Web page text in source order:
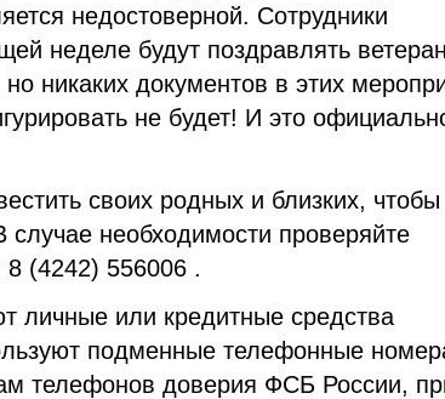
недостоверной. Сотрудники
неделе будут поздравлять
никаких документов в этих
не будет! И это
своих родных и близких, чтобы
случае необходимости проверяйте
(4242) 556006 .
личные или кредитные средства
подменные телефонные
телефонов доверия ФСБ России,